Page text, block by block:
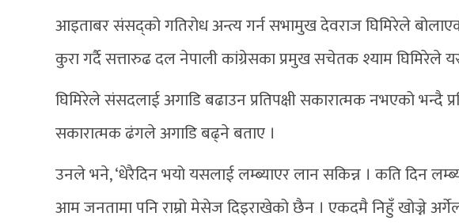
आइताबर संसद्को गतिरोध अन्त्य गर्न सभामुख देवराज घिमिरेले
कुरा गर्दै सत्तारुढ दल नेपाली कांग्रेसका प्रमुख सचेतक श्याम घिमिरेले
घिमिरेले संसदलाई अगाडि बढाउन प्रतिपक्षी सकारात्मक नभएको
सकारात्मक ढंगले अगाडि बढ्ने बताए ।
उनले भने, ‘धेरैदिन भयो यसलाई लम्ब्याएर लान सकिन्न । कति दिन
आम जनतामा पनि राम्रो मेसेज दिइराखेको छैन । एकदमै निहुँ खोज्ने